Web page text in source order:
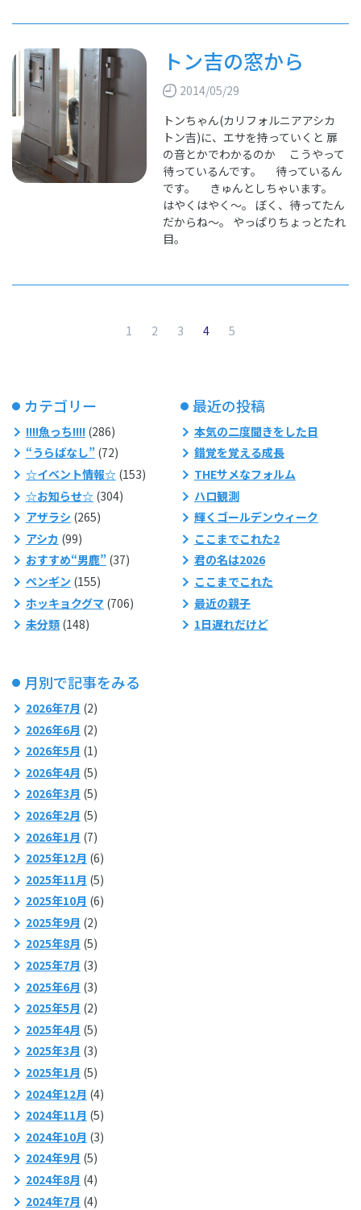
トン吉の窓から
2014/05/29
トンちゃん(カリフォルニアアシカ
トン吉)に、エサを持っていくと 扉
の音とかでわかるのか こうやって
待っているんです。 待っているん
です。 きゅんとしちゃいます。
はやくはやく～。 ぼく、待ってたん
だからね～。 やっぱりちょっとたれ
目。
1 2 3 4（現在のページ）
5
カテゴリー
!!!!魚っち!!!!(286)
“うらばなし”(72)
☆イベント情報☆(153)
☆お知らせ☆(304)
アザラシ (265)
アシカ (99)
おすすめ“男鹿”(37)
ペンギン (155)
ホッキョクグマ (706)
未分類(148)
最近の投稿
本気の二度聞きをした日
錯覚を覚える成長
THEサメなフォルム
ハロ観測
輝くゴールデンウィーク
ここまでこれた2
君の名は2026
ここまでこれた
最近の親子
1日遅れだけど
月別で記事をみる
2026年7月 (2)
2026年6月 (2)
2026年5月 (1)
2026年4月 (5)
2026年3月 (5)
2026年2月 (5)
2026年1月 (7)
2025年12月 (6)
2025年11月 (5)
2025年10月 (6)
2025年9月 (2)
2025年8月 (5)
2025年7月 (3)
2025年6月 (3)
2025年5月 (2)
2025年4月 (5)
2025年3月 (3)
2025年1月 (5)
2024年12月 (4)
2024年11月 (5)
2024年10月 (3)
2024年9月 (5)
2024年8月 (4)
2024年7月 (4)